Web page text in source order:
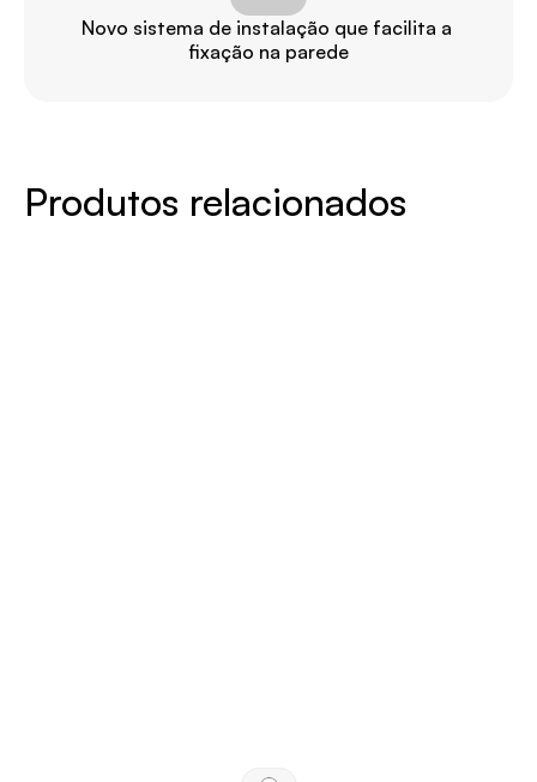
Novo sistema de instalação que facilita a
fixação na parede
Produtos relacionados